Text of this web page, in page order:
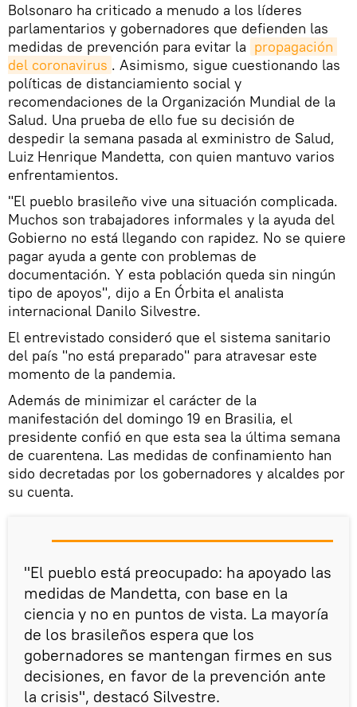
Bolsonaro ha criticado a menudo a los líderes
parlamentarios y gobernadores que defienden las
medidas de prevención para evitar la propagación
del coronavirus . Asimismo, sigue cuestionando las
políticas de distanciamiento social y
recomendaciones de la Organización Mundial de la
Salud. Una prueba de ello fue su decisión de
despedir la semana pasada al exministro de Salud,
Luiz Henrique Mandetta, con quien mantuvo varios
enfrentamientos.
"El pueblo brasileño vive una situación complicada.
Muchos son trabajadores informales y la ayuda del
Gobierno no está llegando con rapidez. No se quiere
pagar ayuda a gente con problemas de
documentación. Y esta población queda sin ningún
tipo de apoyos", dijo a En Órbita el analista
internacional Danilo Silvestre.
El entrevistado consideró que el sistema sanitario
del país "no está preparado" para atravesar este
momento de la pandemia.
Además de minimizar el carácter de la
manifestación del domingo 19 en Brasilia, el
presidente confió en que esta sea la última semana
de cuarentena. Las medidas de confinamiento han
sido decretadas por los gobernadores y alcaldes por
su cuenta.
"El pueblo está preocupado: ha apoyado las
medidas de Mandetta, con base en la
ciencia y no en puntos de vista. La mayoría
de los brasileños espera que los
gobernadores se mantengan firmes en sus
decisiones, en favor de la prevención ante
la crisis", destacó Silvestre.